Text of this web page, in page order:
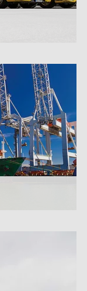
allen
bieten wir
wie zum